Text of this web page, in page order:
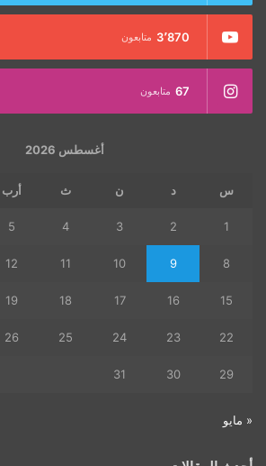
3٬870 متابعون
67 متابعون
أغسطس 2026
س د ن ث أرب
1
2
3
4
5
8
9
10
11
12
15
16
17
18
19
22
23
24
25
26
29
30
31
« مايو